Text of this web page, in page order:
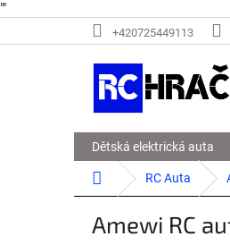
""
na
+420725449113
Dětská elektrická auta
Domů RC Auta
Amewi RC